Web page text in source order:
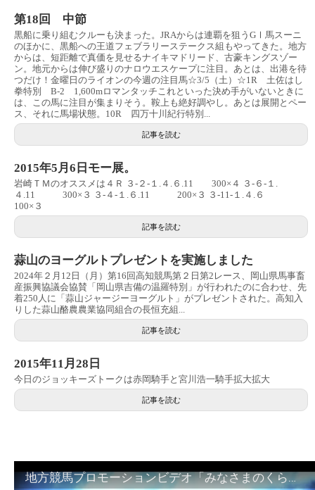
第18回 中節
黒船に乗り組むクルーも決まった。JRAからは連覇を狙うGⅠ馬スーニ
のほかに、黒船への王道フェブラリーステークス組もやってきた。地方
からは、短距離で真価を見せるナイキマドリード、古豪キングスゾー
ン。地元からは伸び盛りのナロウエスケープに注目。あとは、出港を待
つだけ！金曜日のライオンの今週の注目馬☆3/5（土）☆1R 土佐はし
拳特別 B-2 1,600mロマンタッチこれといった決め手がいないときに
は、この馬に注目が集まりそう。鞍上も絶好調やし。あとは展開とペー
ス、それに馬場状態。10R 四万十川紀行特別...
記事を読む
2015年5月6日モー展。
岩崎ＴＭのオススメは４Ｒ ３-２-１.４.６.11 300×４ ３-６-１.
４.11 300×３ ３-４-１.６.11 200×３ ３-11-１.４.６
100×３
記事を読む
蒜山のヨーグルトプレゼントを実施しました
2024年２月12日（月）第16回高知競馬第２日第2レース、岡山県馬事畜
産振興協議会協賛「岡山県吉備の温羅特別」が行われたのに合わせ、先
着250人に「蒜山ジャージーヨーグルト」がプレゼントされた。高知入
りした蒜山酪農農業協同組合の長恒充組...
記事を読む
2015年11月28日
今日のジョッキーズトークは赤岡騎手と宮川浩一騎手拡大拡大
記事を読む
地方競馬プロモーションビデオ「みなさまのくらしのために」30秒篇｜NAR公式